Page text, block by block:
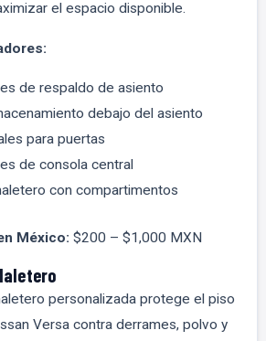
el espacio disponible.
de respaldo de asiento
debajo del asiento
para puertas
de consola central
con compartimentos
México: $200 – $1,000 MXN
personalizada protege el piso
Versa contra derrames, polvo y